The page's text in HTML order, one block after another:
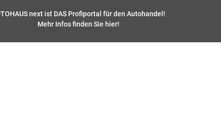
next ist DAS Profiportal für den Autohandel!
Mehr Infos finden Sie hier!